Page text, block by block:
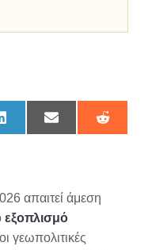
Share
on
Share
on
απαιτεί άμεση
εξοπλισμό
γεωπολιτικές